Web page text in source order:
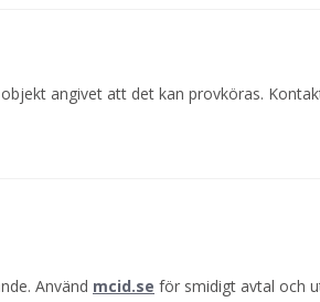
angivet att det kan provköras.
Använd mcid.se för smidigt avtal och